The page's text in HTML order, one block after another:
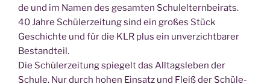
de und im Namen des gesam­ten Schul­el­tern­bei­rats.
40 Jah­re Schü­ler­zei­tung sind ein gro­ßes Stück
Geschich­te und für die KLR plus ein unver­zicht­ba­rer
Bestand­teil.
Die Schü­ler­zei­tung spie­gelt das All­tags­le­ben der
Schu­le. Nur durch hohen Ein­satz und Fleiß der Schü­le­